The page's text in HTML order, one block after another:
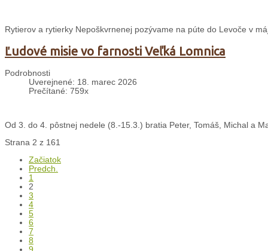
Rytierov a rytierky Nepoškvrnenej pozývame na púte do Levoče v
Ľudové misie vo farnosti Veľká Lomnica
Podrobnosti
Uverejnené: 18. marec 2026
Prečítané: 759x
Od 3. do 4. pôstnej nedele (8.-15.3.) bratia Peter, Tomáš, Michal a
Strana 2 z 161
Začiatok
Predch.
1
2
3
4
5
6
7
8